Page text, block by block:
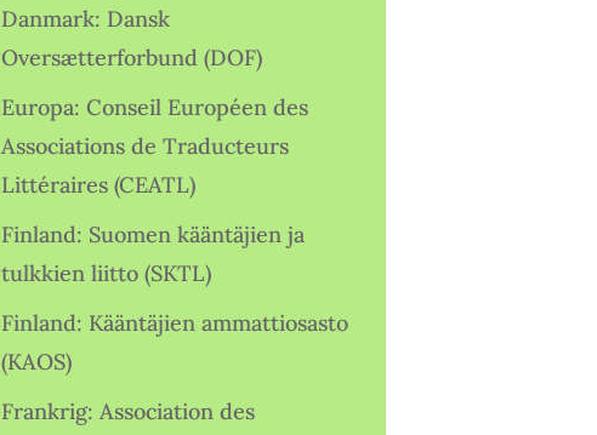
Danmark: Dansk
Oversætterforbund (DOF)
Europa: Conseil Européen des
Associations de Traducteurs
Littéraires (CEATL)
Finland: Suomen kääntäjien ja
tulkkien liitto (SKTL)
Finland: Kääntäjien ammattiosasto
(KAOS)
Frankrig: Association des